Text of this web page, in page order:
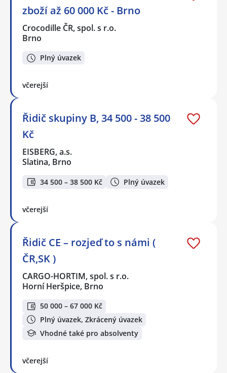
zboží až 60 000 Kč - Brno
Crocodille ČR, spol. s r.o.
Brno
Plný úvazek
včerejší
Řidič skupiny B, 34 500 - 38 500
Kč
EISBERG, a.s.
Slatina, Brno
34 500 – 38 500 Kč Plný úvazek
včerejší
Řidič CE – rozjeď to s námi (
ČR,SK )
CARGO-HORTIM, spol. s r.o.
Horní Heršpice, Brno
50 000 – 67 000 Kč
Plný úvazek, Zkrácený úvazek
Vhodné také pro absolventy
včerejší